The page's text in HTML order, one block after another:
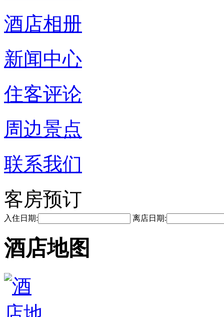
酒店相册
新闻中心
住客评论
周边景点
联系我们
客房预订
入住日期: 离店日期:
酒店地图